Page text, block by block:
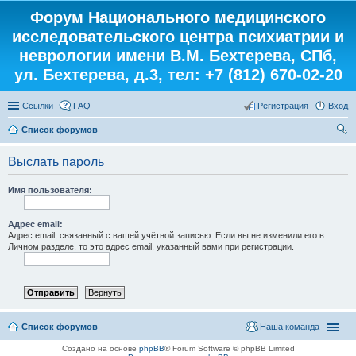
Форум Национального медицинского
исследовательского центра психиатрии и
неврологии имени В.М. Бехтерева, СПб,
ул. Бехтерева, д.3, тел: +7 (812) 670-02-20
Ссылки FAQ Вход
Регистрация
Список форумов
Выслать пароль
Имя пользователя:
Адрес email:
Адрес email, связанный с вашей учётной записью. Если вы не изменили его в
Личном разделе, то это адрес email, указанный вами при регистрации.
Список форумов Наша команда
Создано на основе phpBB® Forum Software © phpBB Limited